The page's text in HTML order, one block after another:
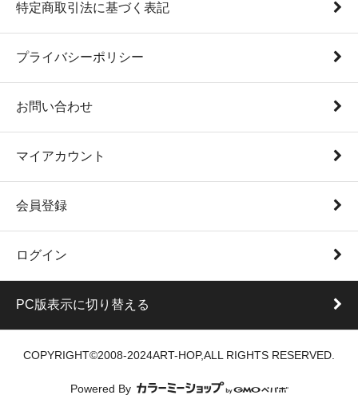
特定商取引法に基づく表記
プライバシーポリシー
お問い合わせ
マイアカウント
会員登録
ログイン
PC版表示に切り替える
COPYRIGHT©2008-2024ART-HOP,ALL RIGHTS RESERVED.
Powered By